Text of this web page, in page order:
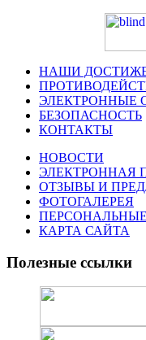
НАШИ
ЭЛЕКТРОННЫЕ
БЕЗОПАСНОСТЬ
КОНТАКТЫ
НОВОСТИ
ЭЛЕКТРОННАЯ
ОТЗЫВЫ И
ФОТОГАЛЕРЕЯ
КАРТА САЙТА
Полезные ссылки